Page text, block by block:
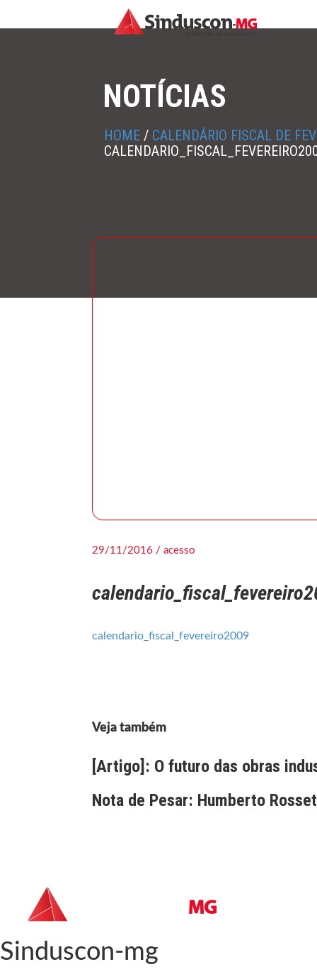
NOTÍCIAS
HOME / CALENDÁRIO FISCAL DE
29/11/2016 / acesso
calendario_fiscal_fevereiro2009
Veja também
[Artigo]: O futuro das obras
Nota de Pesar: Humberto
Sinduscon-mg